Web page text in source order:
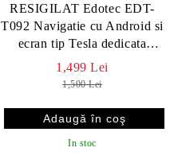
RESIGILAT Edotec EDT-
T092 Navigatie cu Android si
ecran tip Tesla dedicata
Hyundai Elantra 2014-
1,499 Lei
1,500 Lei
In stoc